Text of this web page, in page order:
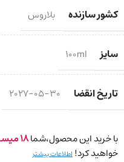
کشور سازنده بلاروس
سایز 100ml
تاریخ انقضا 2027-05-30
با خرید این محصول،شما18
خواهید کرد! اطلاعات بیشتر